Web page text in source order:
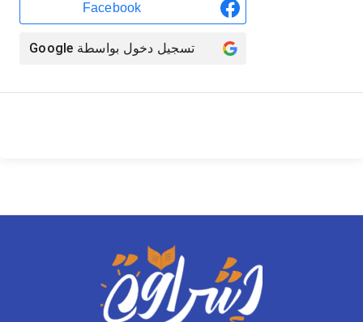
Facebook
تسجيل دخول بواسطة Google